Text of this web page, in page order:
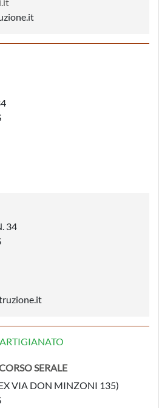
34
SERALE
VIA DON MINZONI 135)